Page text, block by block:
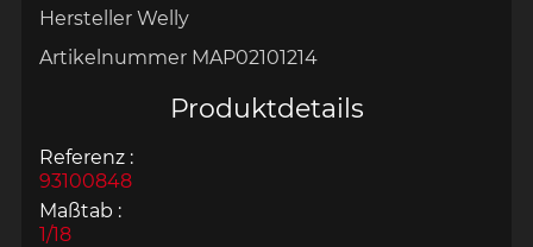
Hersteller Welly
Artikelnummer MAP02101214
Produktdetails
Referenz :
93100848
Maßtab :
1/18